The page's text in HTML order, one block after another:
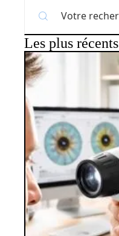
Les plus récents